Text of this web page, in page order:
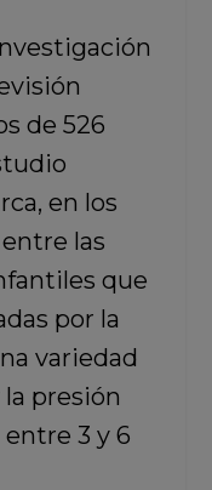
de 526
en los
las
que
por la
variedad
presión
3 y 6